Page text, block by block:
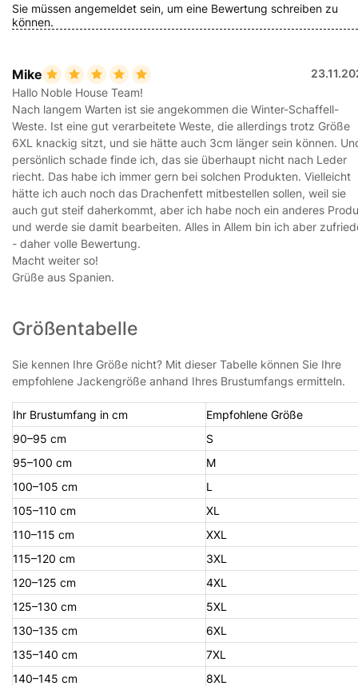
Sie müssen angemeldet sein, um eine Bewertung schreiben zu
können.
Mike
Hallo Noble House Team!
Nach langem Warten ist sie angekommen die Winter-Schaffell-
Weste. Ist eine gut verarbeitete Weste, die allerdings trotz Größe
6XL knackig sitzt, und sie hätte auch 3cm länger sein können.
persönlich schade finde ich, das sie überhaupt nicht nach Leder
riecht. Das habe ich immer gern bei solchen Produkten. Vielleicht
hätte ich auch noch das Drachenfett mitbestellen sollen, weil sie
auch gut steif daherkommt, aber ich habe noch ein anderes
und werde sie damit bearbeiten. Alles in Allem bin ich aber
- daher volle Bewertung.
Macht weiter so!
Grüße aus Spanien.
Größentabelle
Sie kennen Ihre Größe nicht? Mit dieser Tabelle können Sie Ihre
empfohlene Jackengröße anhand Ihres Brustumfangs ermitteln.
Ihr Brustumfang in cm
Empfohlene Größe
90–95 cm
S
95–100 cm
M
100–105 cm
L
105–110 cm
XL
110–115 cm
XXL
115–120 cm
3XL
120–125 cm
4XL
125–130 cm
5XL
130–135 cm
6XL
135–140 cm
7XL
140–145 cm
8XL